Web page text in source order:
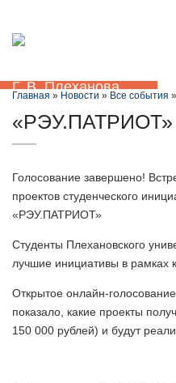
Главная » Новости » Все события
«РЭУ.ПАТРИОТ»
Голосование завершено!
проектов студенческого
«РЭУ.ПАТРИОТ»
Студенты Плехановского
лучшие инициативы в рамках
Открытое онлайн-
показало, какие проекты
150 000 рублей) и будут